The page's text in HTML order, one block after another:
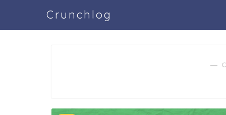
Crunchlog
―